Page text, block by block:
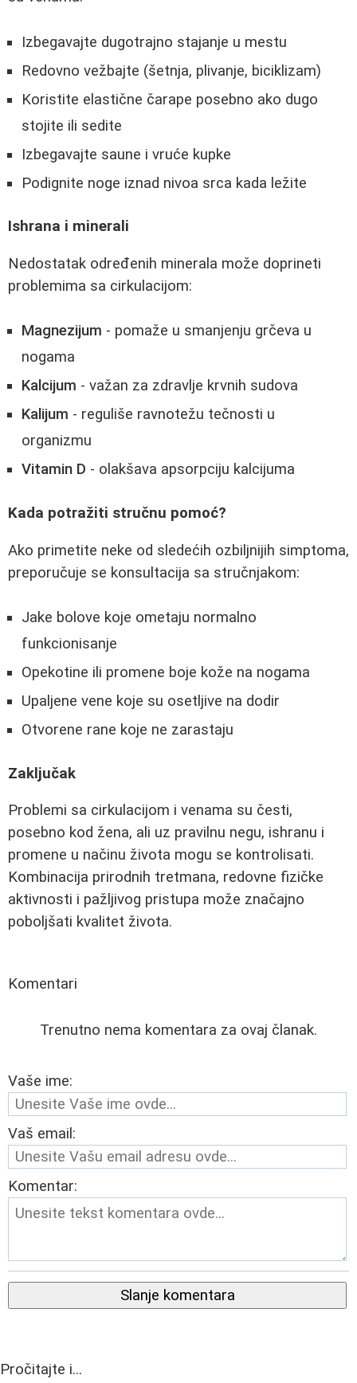
Izbegavajte dugotrajno stajanje u mestu
Redovno vežbajte (šetnja, plivanje, biciklizam)
Koristite elastične čarape posebno ako dugo
stojite ili sedite
Izbegavajte saune i vruće kupke
Podignite noge iznad nivoa srca kada ležite
Ishrana i minerali
Nedostatak određenih minerala može doprineti
problemima sa cirkulacijom:
Magnezijum - pomaže u smanjenju grčeva u
nogama
Kalcijum - važan za zdravlje krvnih sudova
Kalijum - reguliše ravnotežu tečnosti u
organizmu
Vitamin D - olakšava apsorpciju kalcijuma
Kada potražiti stručnu pomoć?
Ako primetite neke od sledećih ozbiljnijih simptoma,
preporučuje se konsultacija sa stručnjakom:
Jake bolove koje ometaju normalno
funkcionisanje
Opekotine ili promene boje kože na nogama
Upaljene vene koje su osetljive na dodir
Otvorene rane koje ne zarastaju
Zaključak
Problemi sa cirkulacijom i venama su česti,
posebno kod žena, ali uz pravilnu negu, ishranu i
promene u načinu života mogu se kontrolisati.
Kombinacija prirodnih tretmana, redovne fizičke
aktivnosti i pažljivog pristupa može značajno
poboljšati kvalitet života.
Komentari
Trenutno nema komentara za ovaj članak.
Vaše ime:
Vaš email:
Komentar:
Slanje komentara
Pročitajte i...